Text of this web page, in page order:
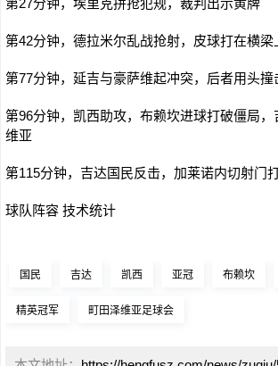
第42分钟，德拉米尔乱战抢射，皮球打在横梁
第77分钟，延吉与豪萨维起冲突，后者用头撞
第96分钟，凯西助攻，布赖坎进球打破僵局
维亚
第115分钟，吉达国民反击，加莱诺内切射门
球队阵容 技术统计
国民 吉达 凯西 亚冠 布赖坎
精英冠军 町田泽维亚足球会